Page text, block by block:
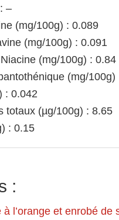
–
(mg/100g) : 0.089
(mg/100g) : 0.091
(mg/100g) : 0.84
(mg/100g)
: 0.042
totaux (µg/100g) : 8.65
: 0.15
:
l’orange et enrobé